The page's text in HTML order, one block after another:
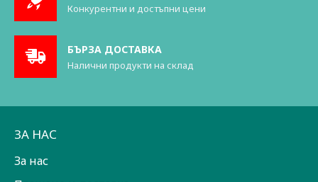
Конкурентни и достъпни цени
БЪРЗА ДОСТАВКА
Налични продукти на склад
ЗА НАС
За нас